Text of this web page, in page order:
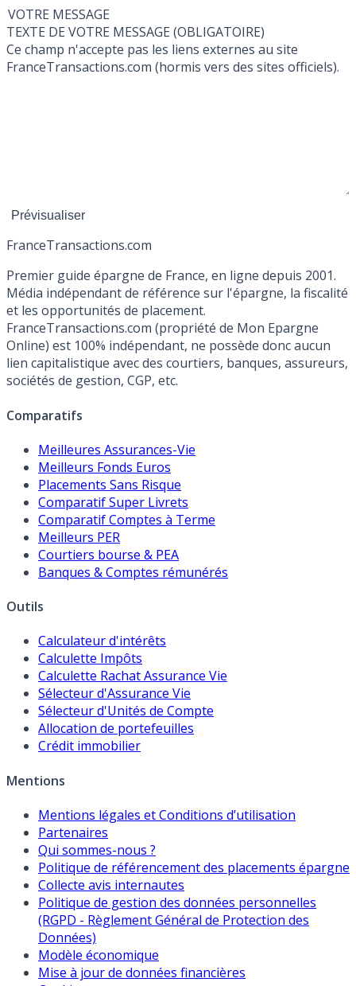
VOTRE MESSAGE
TEXTE DE VOTRE MESSAGE (OBLIGATOIRE)
Ce champ n'accepte pas les liens externes au site
FranceTransactions.com (hormis vers des sites officiels).
FranceTransactions.com
Premier guide épargne de France, en ligne depuis 2001.
Média indépendant de référence sur l'épargne, la fiscalité
et les opportunités de placement.
FranceTransactions.com (propriété de Mon Epargne
Online) est 100% indépendant, ne possède donc aucun
lien capitalistique avec des courtiers, banques, assureurs,
sociétés de gestion, CGP, etc.
Comparatifs
Meilleures Assurances-Vie
Meilleurs Fonds Euros
Placements Sans Risque
Comparatif Super Livrets
Comparatif Comptes à Terme
Meilleurs PER
Courtiers bourse & PEA
Banques & Comptes rémunérés
Outils
Calculateur d'intérêts
Calculette Impôts
Calculette Rachat Assurance Vie
Sélecteur d'Assurance Vie
Sélecteur d'Unités de Compte
Allocation de portefeuilles
Crédit immobilier
Mentions
Mentions légales et Conditions d’utilisation
Partenaires
Qui sommes-nous ?
Politique de référencement des placements épargne
Collecte avis internautes
Politique de gestion des données personnelles
(RGPD - Règlement Général de Protection des
Données)
Modèle économique
Mise à jour de données financières